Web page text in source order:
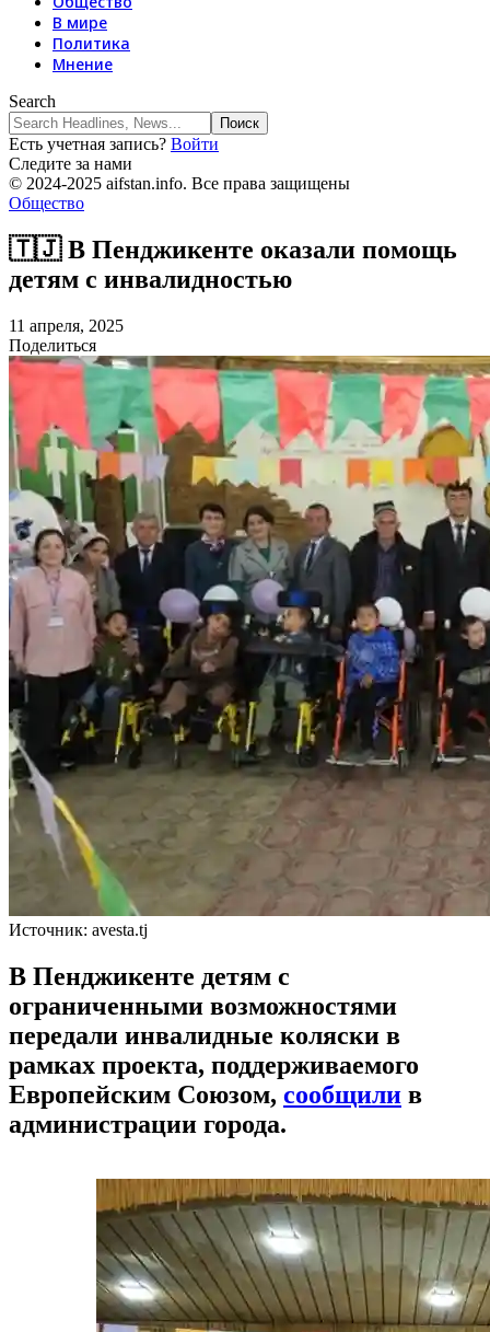
В мире
Политика
Мнение
Search
Есть учетная запись? Войти
Следите за нами
© 2024-2025 aifstan.info. Все права защищены
Общество
🇹🇯 В Пенджикенте оказали помощь
детям с инвалидностью
11 апреля, 2025
Поделиться
Источник: avesta.tj
В Пенджикенте детям с
ограниченными возможностями
передали инвалидные коляски в
рамках проекта, поддерживаемого
Европейским Союзом, сообщили в
администрации города.